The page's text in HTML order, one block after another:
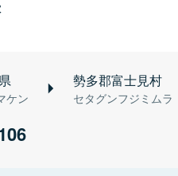
ケン
勢多郡富士見村
セタグンフジミムラ